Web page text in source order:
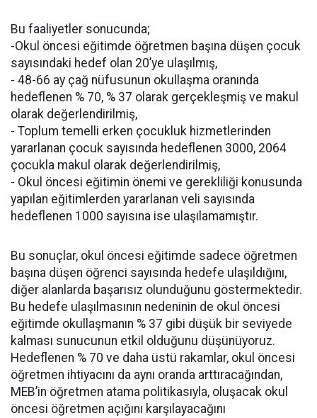
Bu faaliyetler sonucunda;
-Okul öncesi eğitimde öğretmen başına düşen çocuk
sayısındaki hedef olan 20’ye ulaşılmış,
- 48-66 ay çağ nüfusunun okullaşma oranında
hedeflenen % 70, % 37 olarak gerçekleşmiş ve makul
olarak değerlendirilmiş,
- Toplum temelli erken çocukluk hizmetlerinden
yararlanan çocuk sayısında hedeflenen 3000, 2064
çocukla makul olarak değerlendirilmiş,
- Okul öncesi eğitimin önemi ve gerekliliği konusunda
yapılan eğitimlerden yararlanan veli sayısında
hedeflenen 1000 sayısına ise ulaşılamamıştır.
Bu sonuçlar, okul öncesi eğitimde sadece öğretmen
başına düşen öğrenci sayısında hedefe ulaşıldığını,
diğer alanlarda başarısız olunduğunu göstermektedir.
Bu hedefe ulaşılmasının nedeninin de okul öncesi
eğitimde okullaşmanın % 37 gibi düşük bir seviyede
kalması sunucunun etkil olduğunu düşünüyoruz.
Hedeflenen % 70 ve daha üstü rakamlar, okul öncesi
öğretmen ihtiyacını da aynı oranda arttıracağından,
MEB’in öğretmen atama politikasıyla, oluşacak okul
öncesi öğretmen açığını karşılayacağını